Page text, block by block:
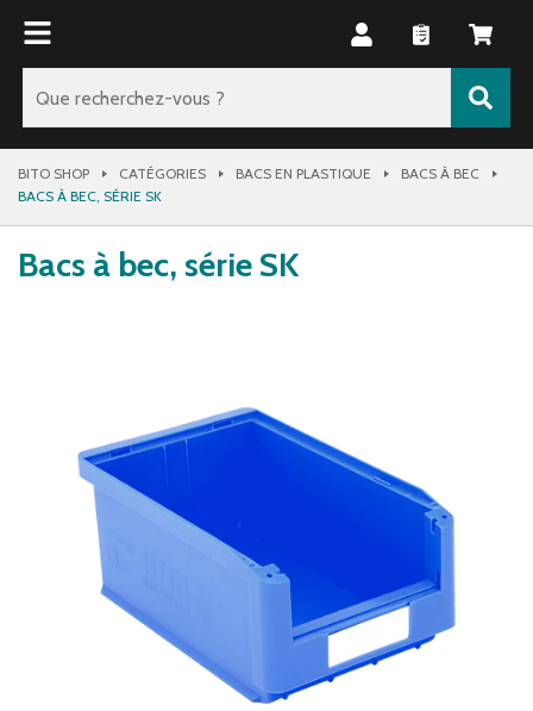
BITO SHOP CATÉGORIES BACS EN PLASTIQUE
BACS À BEC
BACS À BEC, SÉRIE SK
Bacs à bec, série SK